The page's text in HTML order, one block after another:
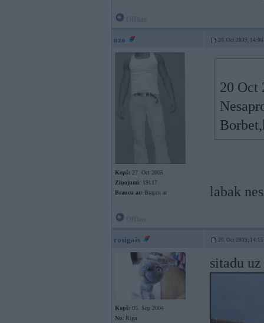
ozo 20. Oct 2009, 14:06
Kopš: 27. Oct 2005
Ziņojumi: 19117
Braucu ar: Braucu ar
20 Oct
labak
rosigais 20. Oct 2009, 14:15
Kopš: 05. Sep 2004
No: Rīga
sitadu